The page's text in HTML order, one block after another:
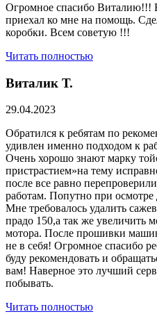
Огромное спасибо
приехал ко мне на помощь.
коробки. Всем советую !!!
Читать полностью
Виталик Т.
29.04.2023
Обратился к ребятам по
удивлен именно подходом к
Очень хорошо знают марку
пристрастием»на тему
после все равно
работам. Попутно при
Мне требовалось удалить
прадо 150,а так же увеличить
мотора. После прошивки
не в себя! Огромное спасибо
буду рекомендовать и
вам! Наверное это лучший
побывать.
Читать полностью